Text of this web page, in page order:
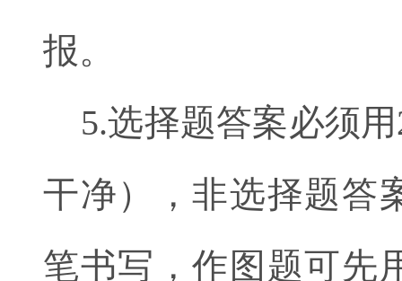
报。
5.选择题答案必须
干净），非选择题答
笔书写，作图题可先